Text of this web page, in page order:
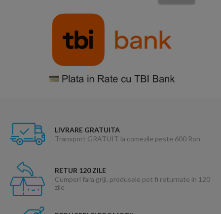
LIVRARE GRATUITA
Transport GRATUIT la comezile peste 600 Ron
RETUR 120 ZILE
Cumperi fara griji, produsele pot fi returnate in 120
zile